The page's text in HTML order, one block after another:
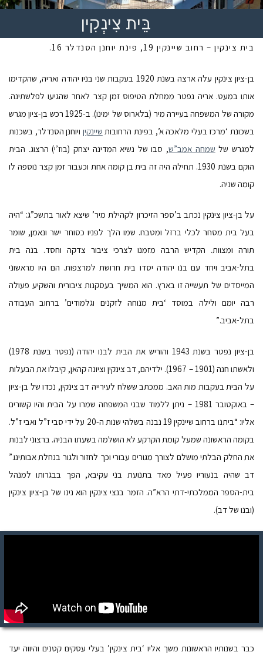
בֵּית צִינְקִין
בית צינקין – רחוב שיינקין 19, פינת יוחנן הסנדלר 16.
בן-ציון צינקין עלה ארצה בשנת 1920 בעקבות שני בניו יהודה ואריה, שהקדימו
אותו במעט. אריה נפטר ממחלת הטיפוס זמן קצר לאחר שהגיעו לפלשתינה.
מקורה של המשפחה בעיירה מיר (בלארוס של ימינו). ב-1925 רכש בן-ציון מגרש
בשכונת ‘מרכז בעלי מלאכה א’, בפינת הרחובות שיינקין ויוחנן הסנדלר, בשכנות
למגרש של שמחה אמב”ש, סבו של נשיא המדינה יצחק (בוז’י) הרצוג. הבית
הוקם בשנת 1930. תחילה היה זה בית בן קומה אחת וכעבור זמן קצר נוספה לו
קומה שניה.
על בן-ציון צינקין נכתב ב’ספר הזיכרון לקהילת מיר’ שיצא לאור בתשכ”ג: “היה
בעל בית מסחר לכלי ברזל ומטבח. שמו הלך לפניו כסוחר ישר ונאמן, שומר
תורה ומצוות. הקדיש הרבה מזמנו לצרכי ציבור צדקה וחסד. בנה בית
בתל-אביב ויחד עם בנו יהודה יסדו בית חרושת למרצפות. הם היו מראשוני
המייסדים של תעשייה זו בארץ. הוא המשיך בעסקנות ציבורית והשקיע פעולה
רבה יומם ולילה במוסד ‘בית מנוחה לזקנים וגלמודים’ ברחוב העבודה
בתל-אביב.”
בן-ציון נפטר בשנת 1943 והוריש את הבית לבנו יהודה (נפטר בשנת 1978)
ולאשתו חנה (1901 – 1967). ילדיהם, דב צינקין וציונה קהאן, קיבלו את הבעלות
על הבית בעקבות מות האב. ממכתב ששלח לעירייה דב צינקין, נכדו של בן-ציון
– באוקטובר 1981 – ניתן ללמוד שבני המשפחה שמרו על הבית והיו קשורים
אליו: “ביתנו ברחוב שיינקין 19 נבנה בשלהי שנות ה-20 על ידי סבי ז”ל ואבי ז”ל.
בקומה הראשונה שמעל קומת הקרקע לא הושלמה בשעתו הבניה. ברצוני לבנות
את החלק הבלתי מושלם לצורך מגורים עבורי וכך לחזור ולגור בנחלת אבותינו.”
דב שהיה בנעוריו פעיל מאד בתנועת בני עקיבא, הפך בבגרותו למנהל
בית-הספר הממלכתי-דתי הרא”ה. הזמר בנצי צינקין הוא נינו של בן-ציון צינקין
(ובנו של דב).
כבר בשנותיו הראשונות משך אליו ‘בית צינקין’ בעלי עסקים קטנים והיווה יעד